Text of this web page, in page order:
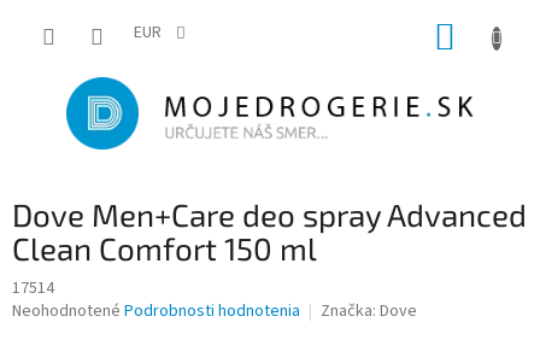
EUR
Dove Men+Care deo spray Advanced
Clean Comfort 150 ml
17514
Priemerné
Neohodnotené Podrobnosti hodnotenia Značka: Dove